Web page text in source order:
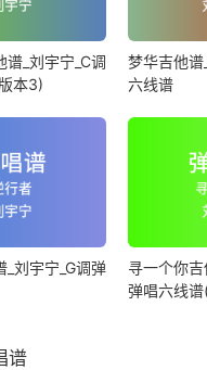
谱_刘宇宁_C调
本3)
梦华吉他谱
六线谱
_刘宇宁_G调弹
寻一个你吉
弹唱六线
谱